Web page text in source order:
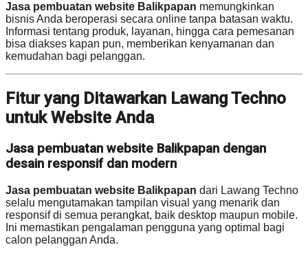
Jasa pembuatan website Balikpapan memungkinkan
bisnis Anda beroperasi secara online tanpa batasan waktu.
Informasi tentang produk, layanan, hingga cara pemesanan
bisa diakses kapan pun, memberikan kenyamanan dan
kemudahan bagi pelanggan.
Fitur yang Ditawarkan Lawang Techno
untuk Website Anda
Jasa pembuatan website Balikpapan dengan
desain responsif dan modern
Jasa pembuatan website Balikpapan dari Lawang Techno
selalu mengutamakan tampilan visual yang menarik dan
responsif di semua perangkat, baik desktop maupun mobile.
Ini memastikan pengalaman pengguna yang optimal bagi
calon pelanggan Anda.